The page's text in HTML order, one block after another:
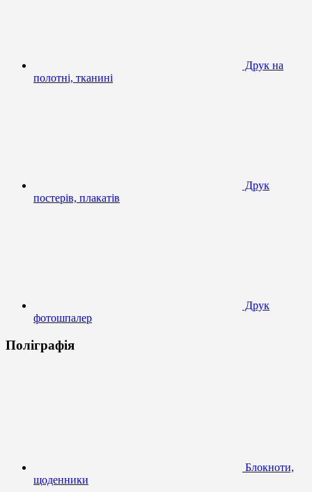
Друк на
полотні, тканині
Друк
постерів, плакатів
Друк
фотошпалер
Поліграфія
Блокноти,
щоденники